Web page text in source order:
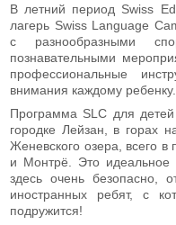
В летний период Swiss
лагерь Swiss Language
с разнообразными
познавательными
профессиональные
внимания каждому ребенку.
Программа SLC для
городке Лейзан, в горах
Женевского озера, всего в
и Монтрё. Это идеальное
здесь очень безопасно,
иностранных ребят, с
подружится!